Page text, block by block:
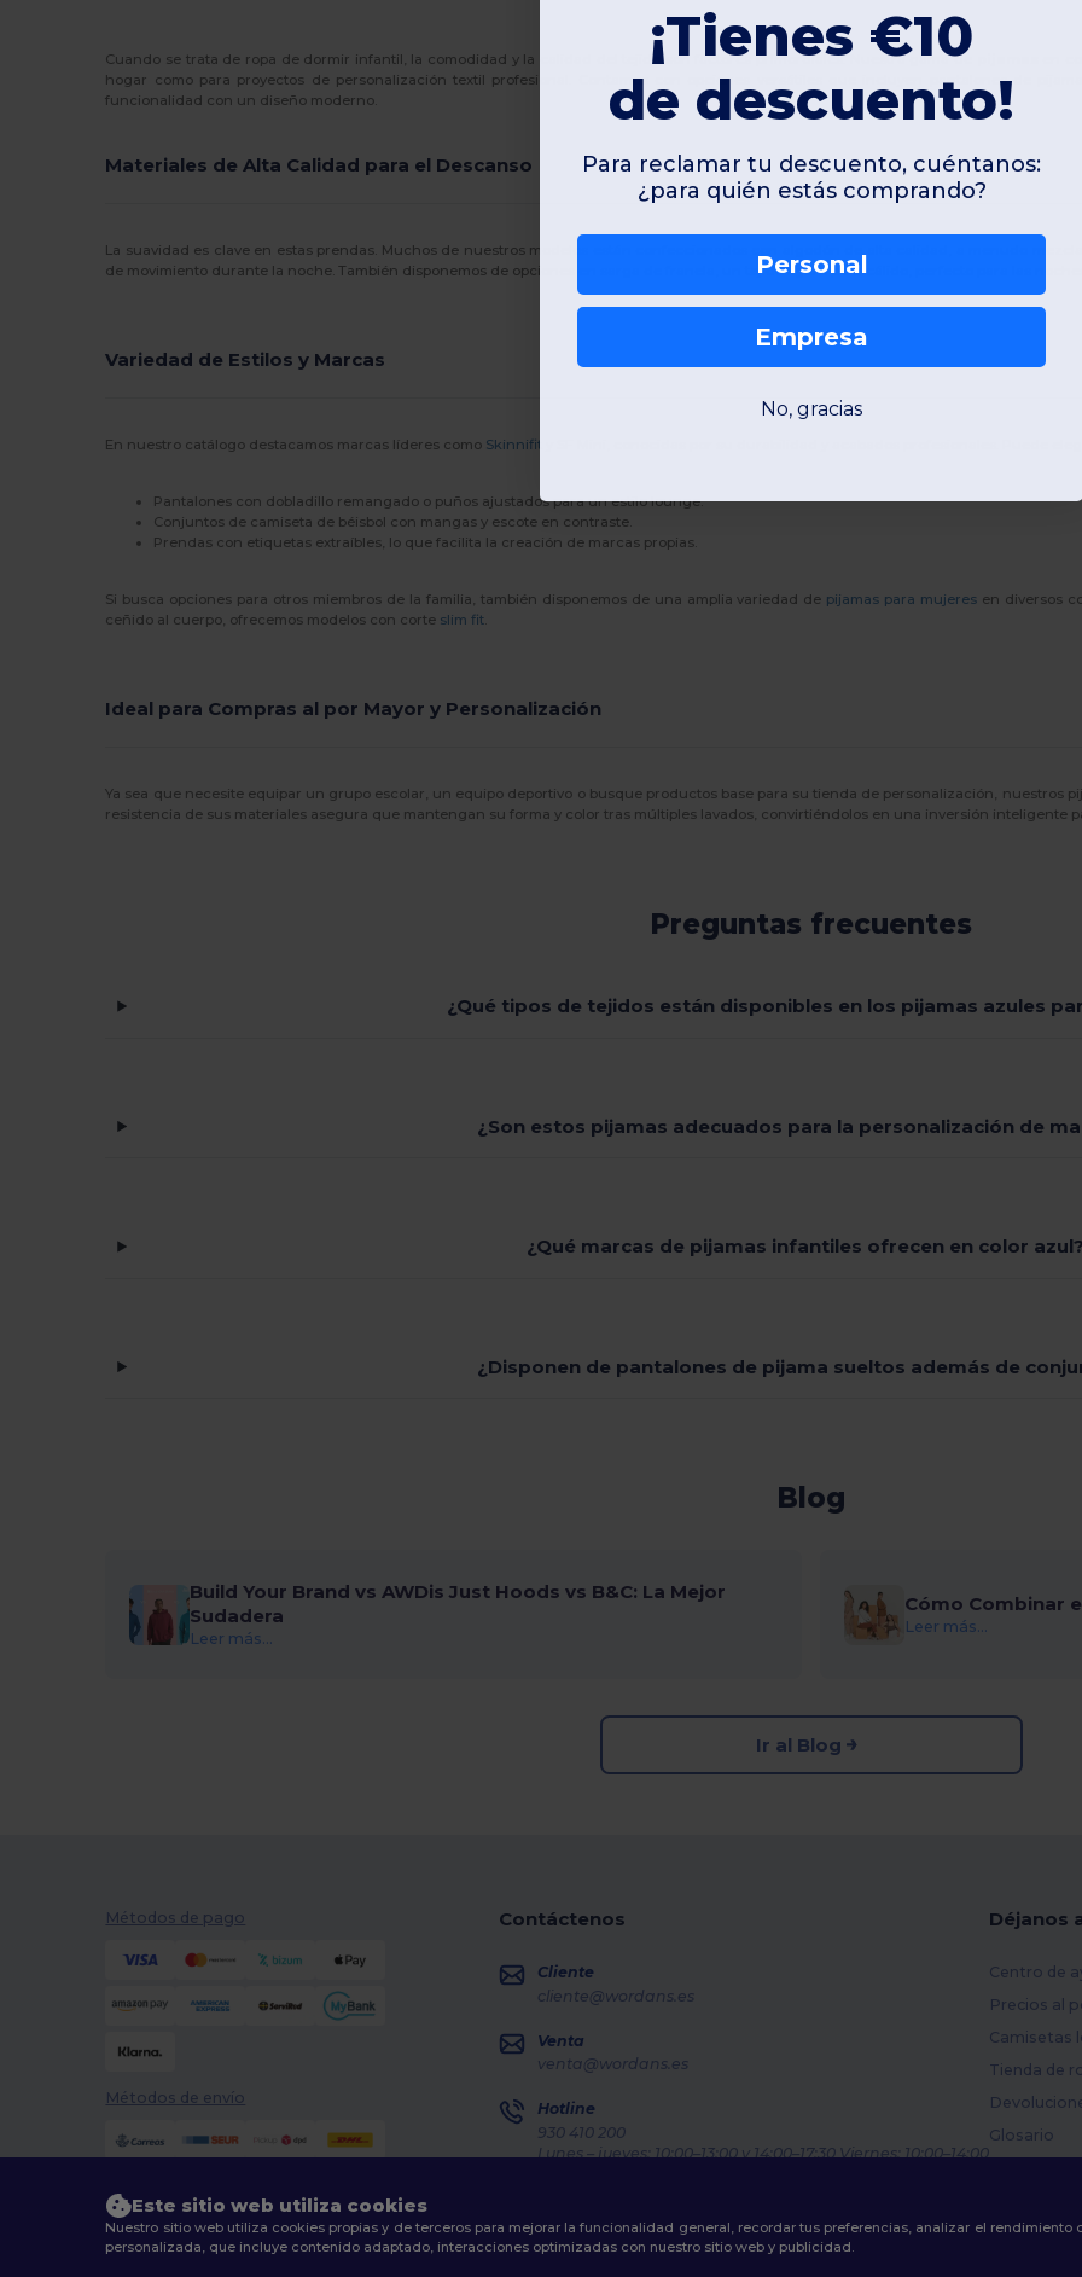
Cuando se trata de ropa de dormir infantil, la comodidad y la calidad del tejido son factores primordiales. Nuestra gama de
en
hogar como para proyectos de personalización textil profesional. Contamos con opciones versátiles que incluyen pantalones de
funcionalidad con un diseño moderno.
Materiales de Alta Calidad para el Descanso
La suavidad es clave en estas prendas. Muchos de nuestros modelos están confeccionados con de alta calidad, a menudo
de movimiento durante la noche. También disponemos de opciones en sarga de franela, un tejido ligero pero cálido, perfecto para las
Variedad de Estilos y Marcas
En nuestro catálogo destacamos marcas líderes como Skinnifit , conocidas por su durabilidad y acabados profesionales. Puede
Pantalones con dobladillo remangado o puños ajustados para un estilo lounge.
Conjuntos de camiseta de béisbol con mangas y escote en contraste.
Prendas con etiquetas extraíbles, lo que facilita la creación de marcas propias.
Si busca opciones para otros miembros de la familia, también disponemos de una amplia variedad de pijamas para mujeres en diversos
ceñido al cuerpo, ofrecemos modelos con corte slim fit
Ideal para Compras al por Mayor y Personalización
Ya sea que necesite equipar un grupo escolar, un equipo deportivo o busque productos base para su tienda de personalización, nuestros
resistencia de sus materiales asegura que mantengan su forma y color tras múltiples lavados, convirtiéndolos en una inversión inteligente
Preguntas frecuentes
¿Qué tipos de tejidos están disponibles en los pijamas azules
¿Son estos pijamas adecuados para la personalización de
¿Qué marcas de pijamas infantiles ofrecen en color azul?
¿Disponen de pantalones de pijama sueltos además de
Blog
Build Your Brand vs AWDis Just Hoods vs B&C: La Mejor
Sudadera
Leer más...
Cómo Combinar
Leer más...
Ir al Blog
Métodos de pago
Métodos de envío
Contáctenos
Cliente
cliente@wordans.es
Venta
venta@wordans.es
Hotline
930 410 200
Lunes – jueves: 10:00–13:00 y 14:00–17:30 Viernes: 10:00–14:00
Déjanos
Centro de
Precios al
Camisetas
Tienda de
Glosario
Este sitio web utiliza cookies
Nuestro sitio web utiliza cookies propias y de terceros para mejorar la funcionalidad general, recordar tus preferencias, analizar el
personalizada, que incluye contenido adaptado, interacciones optimizadas con nuestro sitio web y publicidad.
¡Tienes €10
de descuento!
Para reclamar tu descuento, cuéntanos:
¿para quién estás comprando?
Personal
Empresa
No, gracias